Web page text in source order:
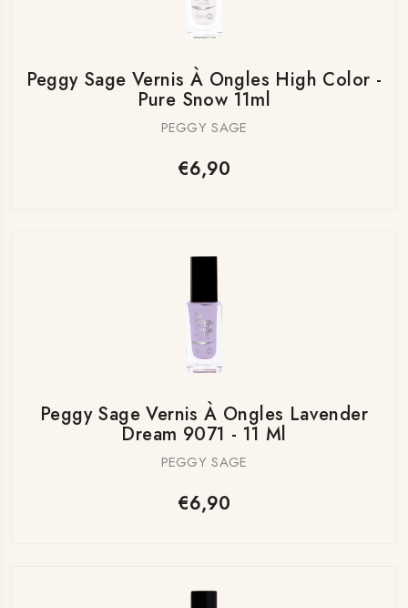
Peggy Sage Vernis À Ongles High Color -
Pure Snow 11ml
PEGGY SAGE
€6,90
Peggy Sage Vernis À Ongles Lavender
Dream 9071 - 11 Ml
PEGGY SAGE
€6,90